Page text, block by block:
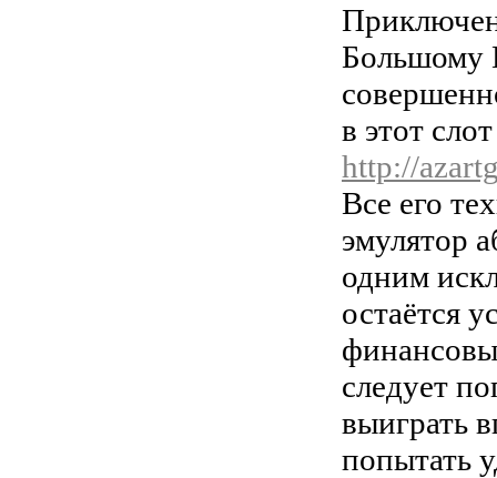
Большому
в этот
http://
Все его
эмулятор
одним
остаётся
следует
выиграть
попытать